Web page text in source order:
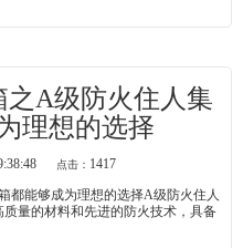
A级防火住人集
理想的选择
点击： 1417
都能够成为理想的选择A级防火住人
量的材料和先进的防火技术，具备